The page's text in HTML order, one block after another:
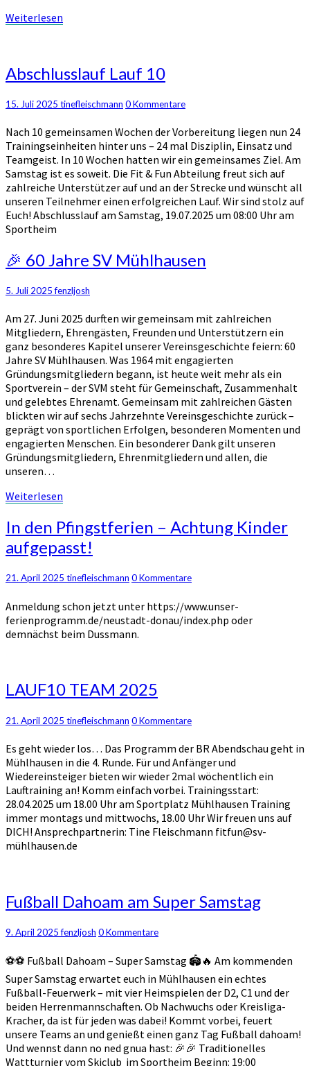
Weiterlesen
Abschlusslauf
Lauf
Abschlusslauf Lauf 10
15. Juli 2025 tinefleischmann Kommentare
0 Kommentare
Nach 10 gemeinsamen Wochen der Vorbereitung liegen nun 24
Trainingseinheiten hinter uns – 24 mal Disziplin, Einsatz und
Teamgeist. In 10 Wochen hatten wir ein gemeinsames Ziel. Am
Samstag ist es soweit. Die Fit & Fun Abteilung freut sich auf
zahlreiche Unterstützer auf und an der Strecke und wünscht all
unseren Teilnehmer einen erfolgreichen Lauf. Wir sind stolz auf
Euch! Abschlusslauf am Samstag, 19.07.2025 um 08:00 Uhr am
Sportheim
🎉
60
SV
🎉 60 Jahre SV Mühlhausen
5. Juli 2025fenzljosh
Am 27. Juni 2025 durften wir gemeinsam mit zahlreichen
Mitgliedern, Ehrengästen, Freunden und Unterstützern ein
ganz besonderes Kapitel unserer Vereinsgeschichte feiern: 60
Jahre SV Mühlhausen. Was 1964 mit engagierten
Gründungsmitgliedern begann, ist heute weit mehr als ein
Sportverein – der SVM steht für Gemeinschaft, Zusammenhalt
und gelebtes Ehrenamt. Gemeinsam mit zahlreichen Gästen
blickten wir auf sechs Jahrzehnte Vereinsgeschichte zurück –
geprägt von sportlichen Erfolgen, besonderen Momenten und
engagierten Menschen. Ein besonderer Dank gilt unseren
Gründungsmitgliedern, Ehrenmitgliedern und allen, die
unseren…
Weiterlesen
In
den
Pfingstferien
Achtung
aufgepasst!
In den Pfingstferien – Achtung Kinder
aufgepasst!
21. April 2025 tinefleischmann Kommentare
0 Kommentare
Anmeldung schon jetzt unter https://www.unser-
ferienprogramm.de/neustadt-donau/index.php oder
demnächst beim Dussmann.
LAUF10
TEAM
LAUF10 TEAM 2025
21. April 2025 tinefleischmann Kommentare
0 Kommentare
Es geht wieder los… Das Programm der BR Abendschau geht in
Mühlhausen in die 4. Runde. Für und Anfänger und
Wiedereinsteiger bieten wir wieder 2mal wöchentlich ein
Lauftraining an! Komm einfach vorbei. Trainingsstart:
28.04.2025 um 18.00 Uhr am Sportplatz Mühlhausen Training
immer montags und mittwochs, 18.00 Uhr Wir freuen uns auf
DICH! Ansprechpartnerin: Tine Fleischmann fitfun@sv-
mühlhausen.de
Fußball
Dahoam
Super
Fußball Dahoam am Super Samstag
9. April 2025fenzljosh Kommentare
0 Kommentare
⚽⚽ Fußball Dahoam – Super Samstag 🏟️🔥 Am kommenden
Super Samstag erwartet euch in Mühlhausen ein echtes
Fußball-Feuerwerk – mit vier Heimspielen der D2, C1 und der
beiden Herrenmannschaften. Ob Nachwuchs oder Kreisliga-
Kracher, da ist für jeden was dabei! Kommt vorbei, feuert
unsere Teams an und genießt einen ganz Tag Fußball dahoam!
Und wennst dann no ned gnua hast: 🎉🎉 Traditionelles
Wattturnier vom Skiclub im Sportheim Beginn: 19:00